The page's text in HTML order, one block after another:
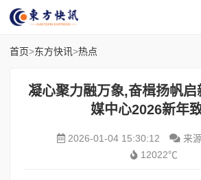
首页>东方快讯>热点
凝心聚力融万象,奋楫扬帆
媒中心2026新年
2026-01-04 15:30:12
来
12022℃